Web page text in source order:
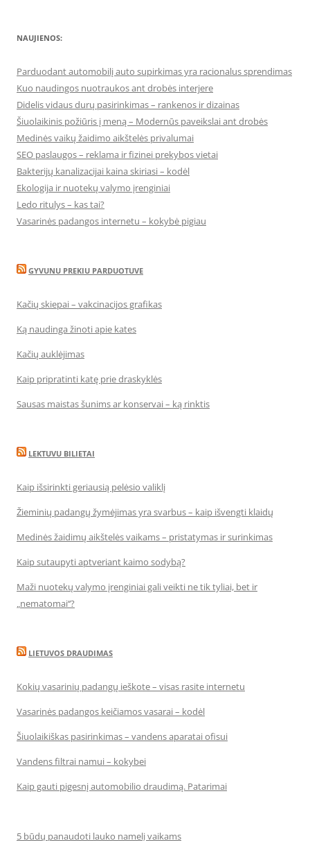
NAUJIENOS:
Parduodant automobilį auto supirkimas yra racionalus sprendimas
Kuo naudingos nuotraukos ant drobės interjere
Didelis vidaus durų pasirinkimas – rankenos ir dizainas
Šiuolaikinis požiūris į meną – Modernūs paveikslai ant drobės
Medinės vaikų žaidimo aikštelės privalumai
SEO paslaugos – reklama ir fizinei prekybos vietai
Bakterijų kanalizacijai kaina skiriasi – kodėl
Ekologija ir nuotekų valymo įrenginiai
Ledo ritulys – kas tai?
Vasarinės padangos internetu – kokybė pigiau
GYVUNU PREKIU PARDUOTUVE
Kačių skiepai – vakcinacijos grafikas
Ką naudinga žinoti apie kates
Kačių auklėjimas
Kaip pripratinti katę prie draskyklės
Sausas maistas šunims ar konservai – ką rinktis
LEKTUVU BILIETAI
Kaip išsirinkti geriausią pelėsio valiklį
Žieminių padangų žymėjimas yra svarbus – kaip išvengti klaidų
Medinės žaidimų aikštelės vaikams – pristatymas ir surinkimas
Kaip sutaupyti aptveriant kaimo sodybą?
Maži nuotekų valymo įrenginiai gali veikti ne tik tyliai, bet ir
„nematomai‘‘?
LIETUVOS DRAUDIMAS
Kokių vasarinių padangų ieškote – visas rasite internetu
Vasarinės padangos keičiamos vasarai – kodėl
Šiuolaikiškas pasirinkimas – vandens aparatai ofisui
Vandens filtrai namui – kokybei
Kaip gauti pigesnį automobilio draudimą. Patarimai
5 būdų panaudoti lauko namelį vaikams